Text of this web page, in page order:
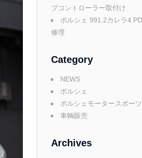
ブコントローラー取付け
ポルシェ 991.2カレラ4
修理
Category
NEWS
ポルシェ
ポルシェモータースポーツ
車輌販売
Archives